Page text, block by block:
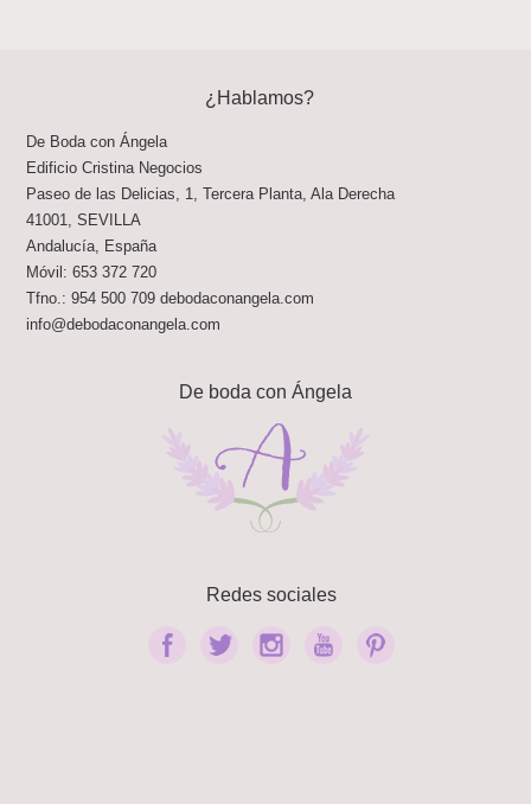
¿Hablamos?
De Boda con Ángela
Edificio Cristina Negocios
Paseo de las Delicias, 1, Tercera Planta, Ala Derecha
41001
,SEVILLA
Andalucía
España
Móvil:653 372 720
Tfno.:954 500 709 debodaconangela.com
info@debodaconangela.com
De boda con Ángela
Redes sociales